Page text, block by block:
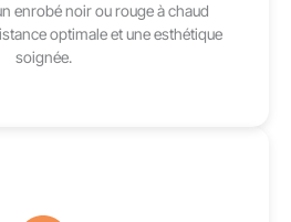
enrobé noir ou rouge à chaud
optimale et une esthétique
soignée.